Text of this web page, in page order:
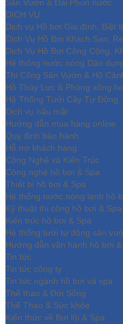
Sân Vườn & Đài Phun nước
DỊCH VỤ
Dịch vụ Hồ bơi Gia đình, Biệt
Dịch Vụ Hồ Bơi Khách Sạn,
Dịch Vụ Hồ Bơi Công Cộng,
Hệ thống nước nóng Dân
Thi Công Sân Vườn & Hồ
Hồ Thủy Lực & Phòng xông
Hệ Thống Tưới Cây Tự Động
Dịch vụ hậu mãi
Hướng dẫn mua hàng online
Quy định bảo hành
Hỗ trợ khách hàng
Công Nghệ và Kiến Trúc
Công nghệ hồ bơi & Spa
Thiết bị hồ bơi & Spa
Hệ thống nước nóng lạnh hồ
Kỹ thuật thi công hồ bơi & Spa
Kiến trúc hồ bơi & Spa
Hệ thống tưới tự động sân
Hướng dẫn vận hành hồ bơi &
Tin tức
Tin tức công ty
Tin tức ngành hồ bơi và spa
Thể thao & Đời Sống
Thể Thao & Sức khỏe
Kiến thức về Bơi lội & Spa